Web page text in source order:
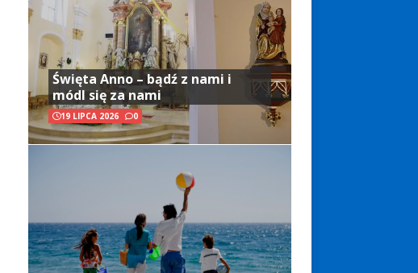
Święta Anno – bądź z nami i
módl się za nami
19 LIPCA 2026 0